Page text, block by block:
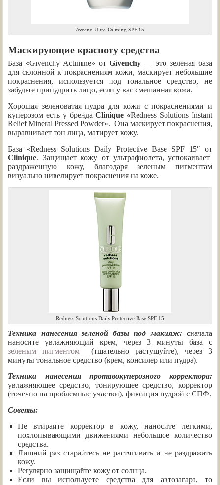
Aveeno Ultra-Calming SPF 15
Маскирующие красноту средства
База «Givenchy Actimine» от Givenchy — это зеленая база
для склонной к покраснениям кожи, маскирует небольшие
покраснения, используется под тональное средство, не
забудьте припудрить лицо, если у вас смешанная кожа.
Хорошая зеленоватая пудра для кожи с покраснениями и
куперозом есть у бренда Clinique «Redness Solutions Instant
Relief Mineral Pressed Powder». Она маскирует покраснения,
выравнивает тон лица, матирует кожу.
База «Redness Solutions Daily Protective Base SPF 15″ от
Clinique. Защищает кожу от ультрафиолета, успокаивает
раздраженную кожу, благодаря зеленым пигментам
визуально нивелирует покраснения на коже.
Redness Solutions Daily Protective Base SPF 15
Техника нанесения зеленой базы под макияж:сначала
наносите увлажняющий крем, через 3 минуты база с
зеленым пигментом
(тщательно растушуйте), через 3
минуты тональное средство (крем, консилер или пудра).
Техника нанесения противокуперозного корректора:
увлажняющее средство, тонирующее средство, корректор
(точечно на проблемные участки), фиксация пудрой с СПФ.
Советы:
Не втирайте корректор в кожу, наносите легкими,
похлопывающими движениями небольшое количество
средства.
Лишний раз старайтесь не растягивать и не раздражать
кожу.
Регулярно защищайте кожу от солнца.
Если вы используете средства для автозагара, то